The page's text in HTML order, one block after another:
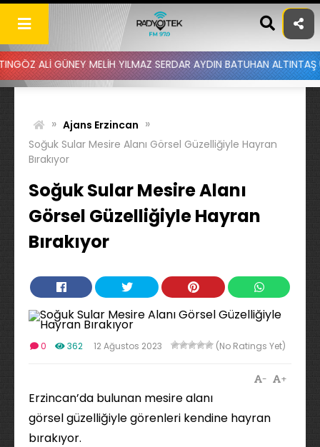
Skip
content
MELİH YILMAZ SERDAR AYDIN BATUHAN ALTINTAŞ UYGAR
» Ajans Erzincan »
Soğuk Sular Mesire Alanı Görsel Güzelliğiyle Hayran
Bırakıyor
Soğuk Sular Mesire Alanı
Görsel Güzelliğiyle Hayran
Bırakıyor
0 362 12 Ağustos 2023 (No Ratings Yet)
+
-
Erzincan’da bulunan mesire alanı
görsel güzelliğiyle görenleri kendine hayran
bırakıyor.